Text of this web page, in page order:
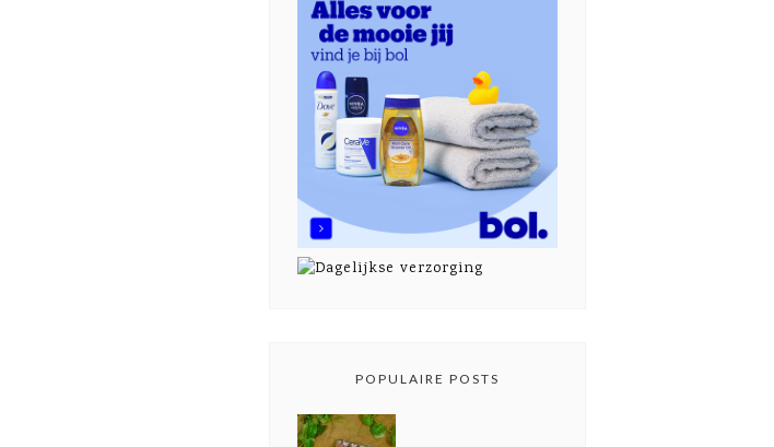
POPULAIRE POSTS